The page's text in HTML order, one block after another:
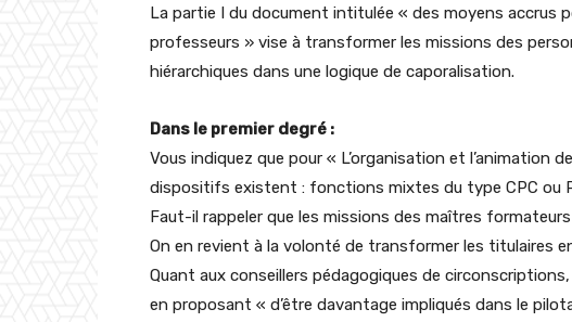
La partie I du document intitulée « des moyens accrus
professeurs » vise à transformer les missions des
hiérarchiques dans une logique de caporalisation.
Dans le premier degré :
Vous indiquez que pour « L’organisation et l’animation
dispositifs existent : fonctions mixtes du type CPC ou
Faut-il rappeler que les missions des maîtres
On en revient à la volonté de transformer les titulaires
Quant aux conseillers pédagogiques de
en proposant « d’être davantage impliqués dans le